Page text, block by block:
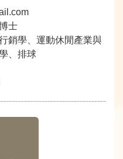
士
銷學、運動休閒產業與
、排球